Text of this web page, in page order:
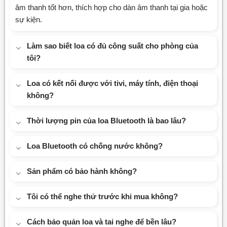
âm thanh tốt hơn, thích hợp cho dàn âm thanh tại gia hoặc
sự kiện.
Làm sao biết loa có đủ công suất cho phòng của
tôi?
Loa có kết nối được với tivi, máy tính, điện thoại
không?
Thời lượng pin của loa Bluetooth là bao lâu?
Loa Bluetooth có chống nước không?
Sản phẩm có bảo hành không?
Tôi có thể nghe thử trước khi mua không?
Cách bảo quản loa và tai nghe để bền lâu?